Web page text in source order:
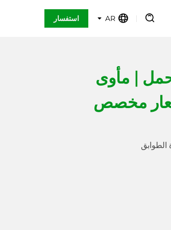
AR استفسار
| مأوى
مخصص